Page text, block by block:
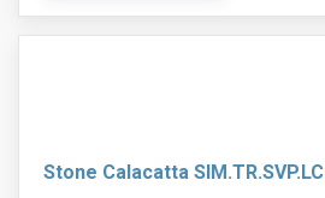
Stone Calacatta